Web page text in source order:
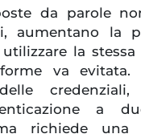
da parole
aumentano la
la stessa
va evitata.
credenziali,
a
richiede una